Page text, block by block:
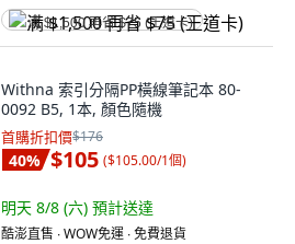
满 $1,500 再省 $75 (王道卡)
Withna 索引分隔PP橫線筆記本 80-
0092 B5, 1本, 顏色隨機
首購折扣價$176
40% $105 ($105.00/1個)
明天 8/8 (六) 預計送達
酷澎直售 ∙ WOW免運 ∙ 免費退貨